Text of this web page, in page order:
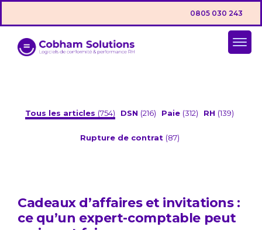
0805 030 243
Tous les articles (754) DSN (216) Paie (312) RH (139)
Rupture de contrat (87)
Cadeaux d’affaires et invitations :
ce qu’un expert-comptable peut